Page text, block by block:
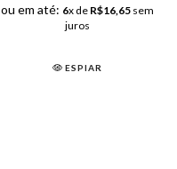
ou em até: 6x de R$16,65 sem
juros
ESPIAR